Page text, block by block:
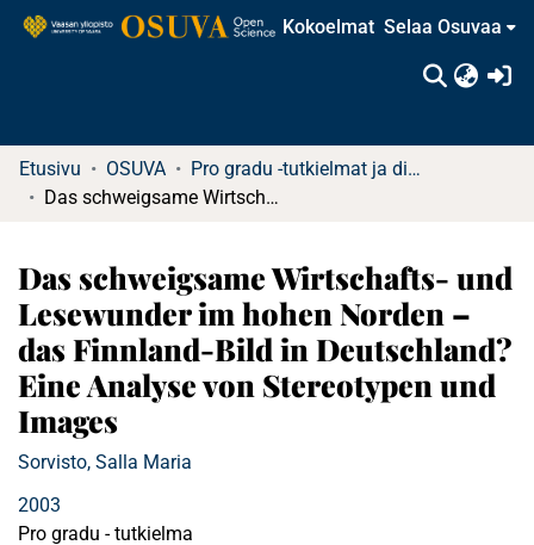
Kokoelmat Selaa Osuvaa
Etusivu OSUVA
Pro gradu -tutkielmat ja diplomityöt
Das schweigsame Wirtschafts- und Lesewunder im hohen Norden – das Finnland-Bild in Deutschland? Eine Analyse von Stereotypen und Images
Das schweigsame Wirtschafts- und
Lesewunder im hohen Norden –
das Finnland-Bild in Deutschland?
Eine Analyse von Stereotypen und
Images
Sorvisto, Salla Maria
2003
Pro gradu - tutkielma